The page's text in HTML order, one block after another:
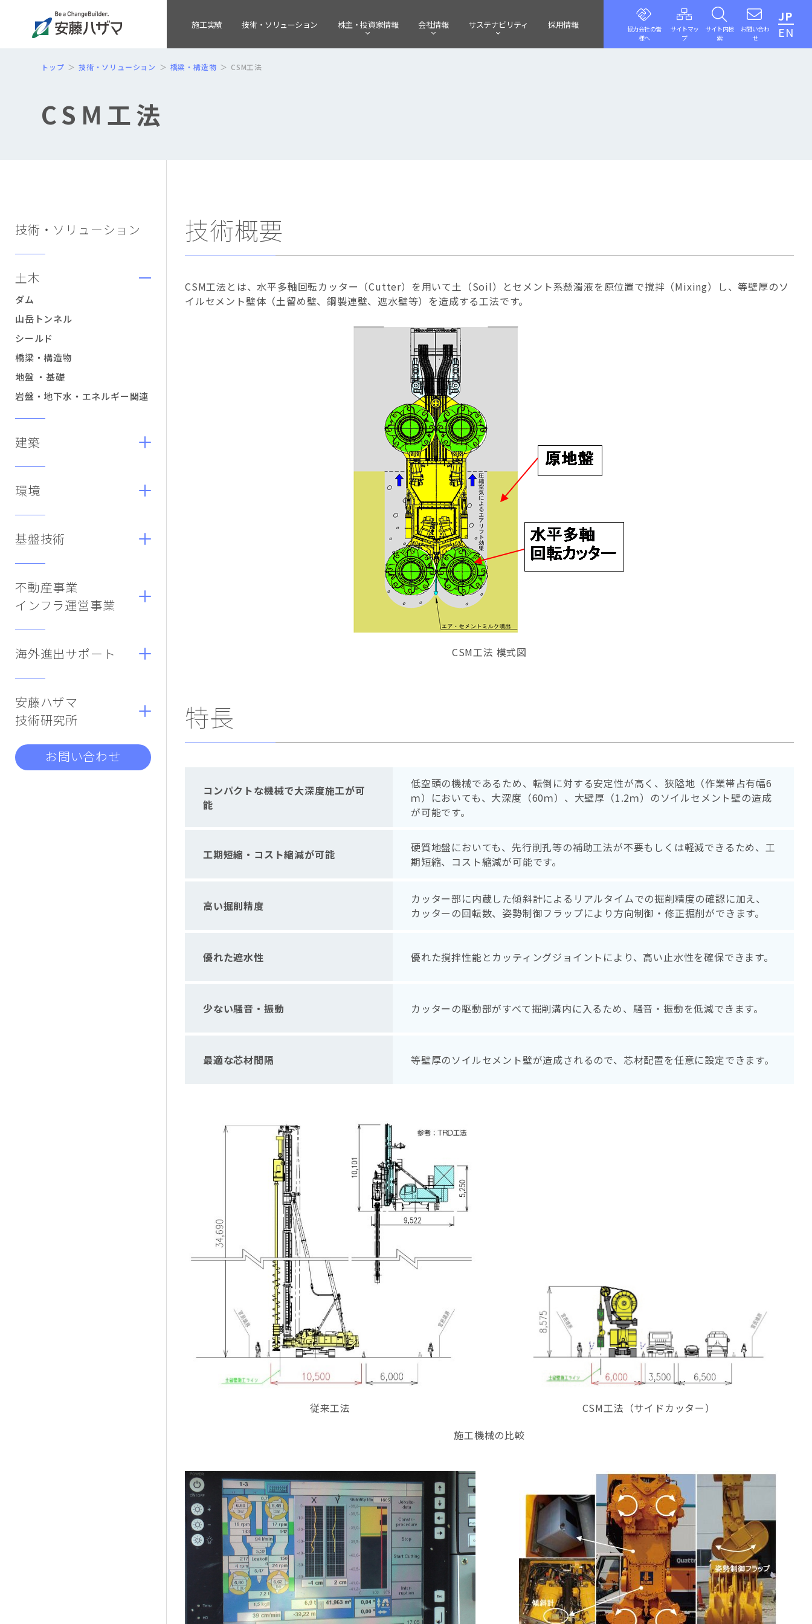
施工実績 技術・ ソリューション 株主・投資家情報 会社情報 サステナビリティ 採用情報
協力会社の皆
様へ
サイトマッ
プ
サイト内検
索
お問い合わ
せ
JP
EN
トップ 技術・ソリューション 橋梁・構造物 CSM工法
CSM工法
技術・ソリューション
土木
ダム
山岳トンネル
シールド
橋梁・構造物
地盤 ・基礎
岩盤・地下水・エネルギー関連
建築
環境
基盤技術
不動産事業
インフラ運営事業
海外進出サポート
安藤ハザマ
技術研究所
お問い合わせ
技術概要
CSM工法とは、水平多軸回転カッター（Cutter）を用いて土（Soil）とセメント系懸濁液を原位置で撹拌（Mixing）し、等壁厚のソ
イルセメント壁体（土留め壁、鋼製連壁、遮水壁等）を造成する工法です。
CSM工法 模式図
特長
コンパクトな機械で大深度施工が可
能
低空頭の機械であるため、転倒に対する安定性が高く、狭隘地（作業帯占有幅6
ｍ）においても、大深度（60ｍ）、大壁厚（1.2ｍ）のソイルセメント壁の造成
が可能です。
工期短縮・コスト縮減が可能
硬質地盤においても、先行削孔等の補助工法が不要もしくは軽減できるため、工
期短縮、コスト縮減が可能です。
高い掘削精度
カッター部に内蔵した傾斜計によるリアルタイムでの掘削精度の確認に加え、
カッターの回転数、姿勢制御フラップにより方向制御・修正掘削ができます。
優れた遮水性 優れた撹拌性能とカッティングジョイントにより、高い止水性を確保できます。
少ない騒音・振動 カッターの駆動部がすべて掘削溝内に入るため、騒音・振動を低減できます。
最適な芯材間隔 等壁厚のソイルセメント壁が造成されるので、芯材配置を任意に設定できます。
従来工法
CSM工法（サイドカッター）
施工機械の比較